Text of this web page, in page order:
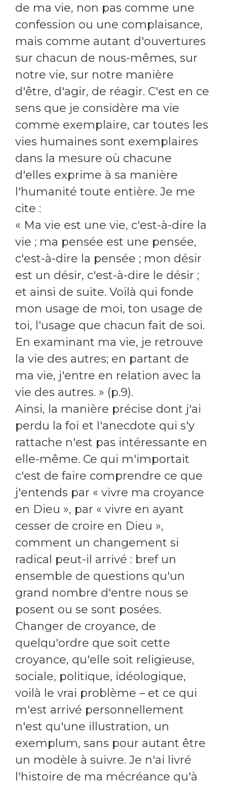
de ma vie, non pas comme une
confession ou une complaisance,
mais comme autant d'ouvertures
sur chacun de nous-mêmes, sur
notre vie, sur notre manière
d'être, d'agir, de réagir. C'est en ce
sens que je considère ma vie
comme exemplaire, car toutes les
vies humaines sont exemplaires
dans la mesure où chacune
d'elles exprime à sa manière
l'humanité toute entière. Je me
cite :
« Ma vie est une vie, c'est-à-dire la
vie ; ma pensée est une pensée,
c'est-à-dire la pensée ; mon désir
est un désir, c'est-à-dire le désir ;
et ainsi de suite. Voilà qui fonde
mon usage de moi, ton usage de
toi, l'usage que chacun fait de soi.
En examinant ma vie, je retrouve
la vie des autres; en partant de
ma vie, j'entre en relation avec la
vie des autres. » (p.9).
Ainsi, la manière précise dont j'ai
perdu la foi et l'anecdote qui s'y
rattache n'est pas intéressante en
elle-même. Ce qui m'importait
c'est de faire comprendre ce que
j'entends par « vivre ma croyance
en Dieu », par « vivre en ayant
cesser de croire en Dieu »,
comment un changement si
radical peut-il arrivé : bref un
ensemble de questions qu'un
grand nombre d'entre nous se
posent ou se sont posées.
Changer de croyance, de
quelqu'ordre que soit cette
croyance, qu'elle soit religieuse,
sociale, politique, idéologique,
voilà le vrai problème – et ce qui
m'est arrivé personnellement
n'est qu'une illustration, un
exemplum, sans pour autant être
un modèle à suivre. Je n'ai livré
l'histoire de ma mécréance qu'à